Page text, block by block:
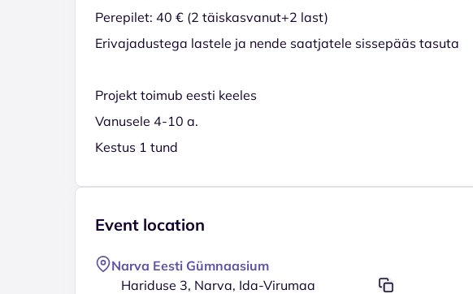
Perepilet: 40 € (2 täiskasvanut+2 last)
Erivajadustega lastele ja nende saatjatele sissepääs tasuta
Projekt toimub eesti keeles
Vanusele 4-10 a.
Kestus 1 tund
Event location
Narva Eesti Gümnaasium
Hariduse 3, Narva, Ida-Virumaa